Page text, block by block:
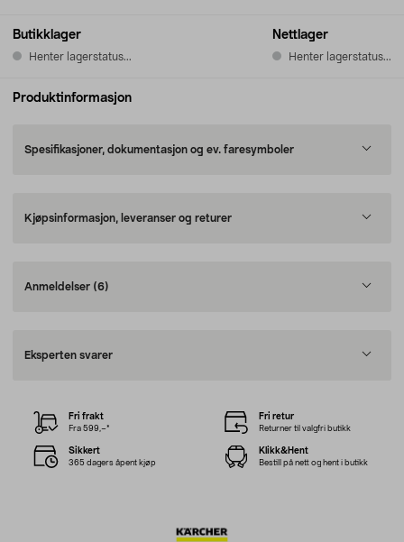
Butikklager
Henter lagerstatus...
Nettlager
Henter lagerstatus...
Produktinformasjon
Spesifikasjoner, dokumentasjon og ev. faresymboler
Kjøpsinformasjon, leveranser og returer
Anmeldelser (6)
Eksperten svarer
Fri frakt
Fra 599,–*
Fri retur
Returner til valgfri butikk
Sikkert
365 dagers åpent kjøp
Klikk&Hent
Bestill på nett og hent i butikk